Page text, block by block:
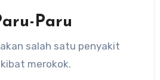
Paru
salah satu penyakit
merokok.